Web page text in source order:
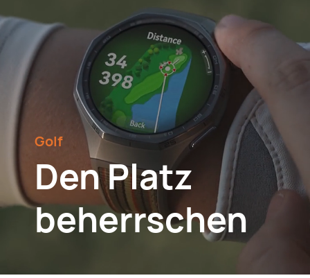
Golf
Den Platz
beherrschen